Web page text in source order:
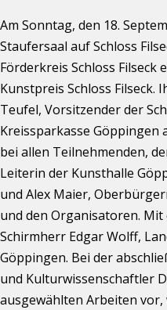
Am Sonntag, den 18.
Staufersaal auf Schloss
Förderkreis Schloss Filseck
Kunstpreis Schloss Filseck.
Teufel, Vorsitzender der
Kreissparkasse Göppingen
bei allen Teilnehmenden,
Leiterin der Kunsthalle
und Alex Maier,
und den Organisatoren.
Schirmherr Edgar Wolff,
Göppingen. Bei der
und Kulturwissenschaftler
ausgewählten Arbeiten vor,